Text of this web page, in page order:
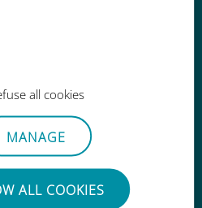
all cookies
MANAGE
ALL COOKIES
sforzo
rimuovere la
SIM esistente